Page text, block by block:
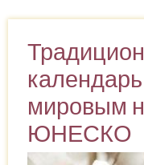
список
мировым
ЮНЕСКО